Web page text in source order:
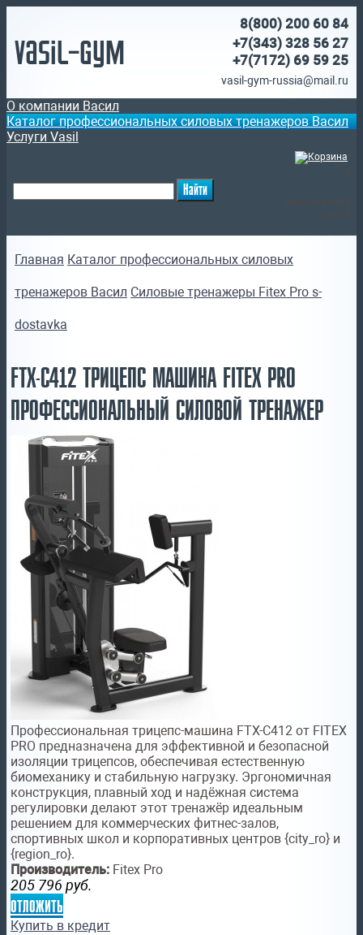
Vasil-Gym
8(800) 200 60 84
+7(343) 328 56 27
+7(7172) 69 59 25
vasil-gym-russia@mail.ru
О компании Васил
Каталог профессиональных силовых тренажеров Васил
Услуги Vasil
Главная Каталог профессиональных силовых
тренажеров Васил Силовые тренажеры Fitex Pro s-
dostavka
FTX-C412 ТРИЦЕПС МАШИНА FITEX PRO
ПРОФЕССИОНАЛЬНЫЙ СИЛОВОЙ ТРЕНАЖЕР
Профессиональная трицепс-машина FTX-C412 от FITEX
PRO предназначена для эффективной и безопасной
изоляции трицепсов, обеспечивая естественную
биомеханику и стабильную нагрузку. Эргономичная
конструкция, плавный ход и надёжная система
регулировки делают этот тренажёр идеальным
решением для коммерческих фитнес-залов,
спортивных школ и корпоративных центров {city_ro} и
{region_ro}.
Производитель: Fitex Pro
205 796 руб.
отложить
Купить в кредит